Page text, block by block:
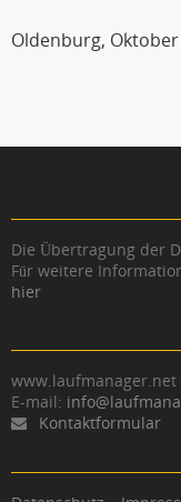
Oldenburg,
Die Übertragung der
Für weitere
hier
www.laufmanager.net
E-mail:
Kontaktformular